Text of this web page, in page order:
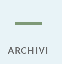
ARCHIVI